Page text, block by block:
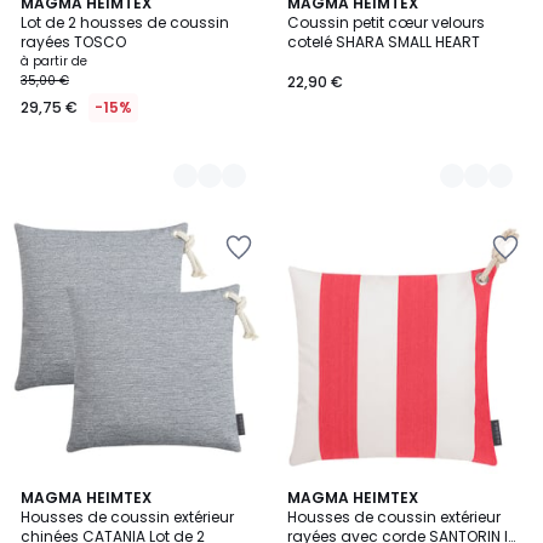
Lot de 2 housses de coussin
rayées TOSCO
à partir de
35,00 €
29,75 € -15%
2
Couleurs
Coussin petit cœur velours
cotelé SHARA SMALL HEART
22,90 €
4
Couleurs
MAGMA HEIMTEX
Housses de coussin extérieur
chinées CATANIA Lot de 2
2
Couleurs
MAGMA HEIMTEX
Housses de coussin extérieur
rayées avec corde SANTORIN lot
5
Couleurs